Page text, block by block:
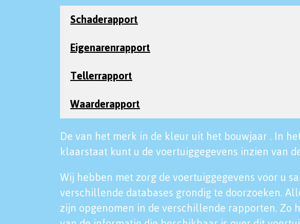
Schaderapport
Eigenarenrapport
Tellerrapport
Waarderapport
De van het merk in de kleur uit het bouwjaar . In
klaarstaat kunt u de voertuiggegevens inzien van
Wij hebben met zorg de voertuiggegevens voor u
verschillende databases grondig te doorzoeken.
zijn opgenomen in de verschillende rapporten. Zo